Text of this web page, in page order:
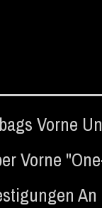
Vorne
Vorne